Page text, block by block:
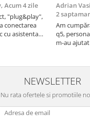
Acum 4 zile
"plug&play",
conectarea
cu asistenta
era conectat
la camera
Adrian
2
Am
q5,
m-au
serviabili,
tehnic, totul
la ei și
NEWSLETTER
Nu rata ofertele si promotiile